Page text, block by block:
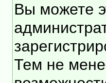
Вы можете
Тем не